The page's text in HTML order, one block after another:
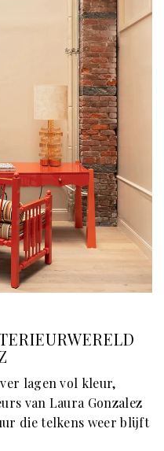
lagen vol kleur,
van Laura Gonzalez
die telkens weer blijft